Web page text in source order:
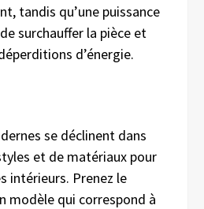
tandis qu’une puissance
surchauffer la pièce et
d’énergie.
se déclinent dans
et de matériaux pour
intérieurs. Prenez le
modèle qui correspond à